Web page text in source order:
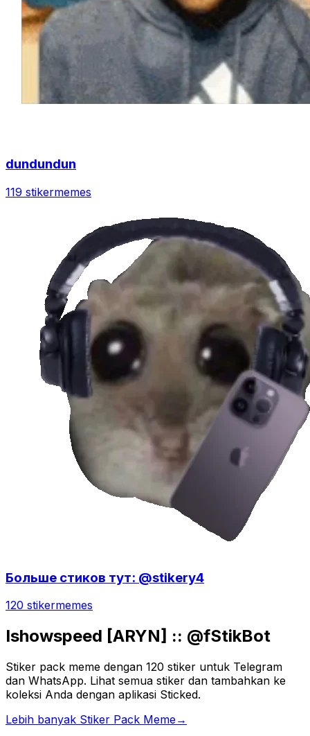
dundundun
119 stikermemes
Больше стиков тут: @stikery4
120 stikermemes
Ishowspeed [ARYN] :: @fStikBot
Stiker pack meme dengan 120 stiker untuk Telegram
dan WhatsApp. Lihat semua stiker dan tambahkan ke
koleksi Anda dengan aplikasi Sticked.
Lebih banyak Stiker Pack Meme→